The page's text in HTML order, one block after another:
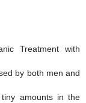
Trеatment with
by both mеn and
tiny аmounts in thе